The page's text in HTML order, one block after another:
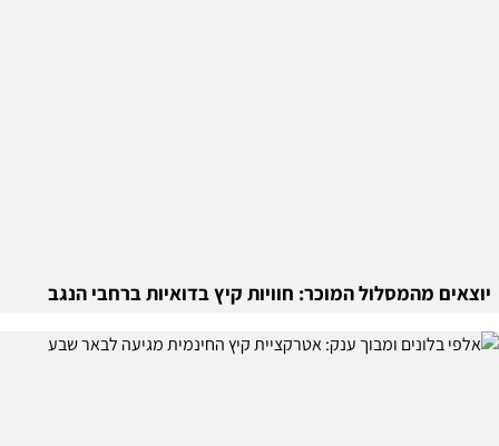
יוצאים מהמסלול המוכר: חוויות קיץ בדואיות ברחבי הנגב